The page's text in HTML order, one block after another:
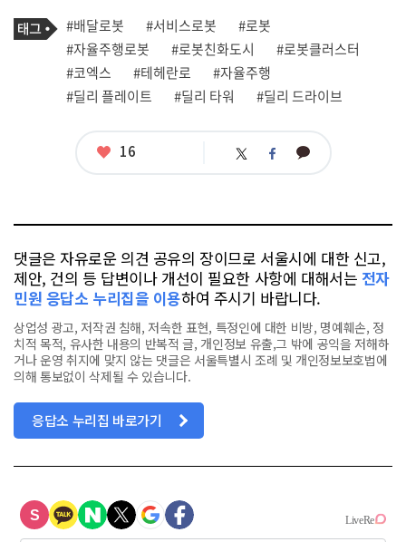
기
사
관
련
태
그
태
그
#배달로봇 #서비스로봇
#로봇
#자율주행로봇
#로봇친화도시
#로봇클러스터
#코엑스
#테헤란로
#자율주행
#딜리 플레이트
#딜리 타워 #딜리 드라이브
좋
16 트 페 카
댓글은 자유로운 의견 공유의 장이므로 서울시에 대한 신고,
제안, 건의 등 답변이나 개선이 필요한 사항에 대해서는 전자
민원 응답소 누리집을 이용하여 주시기 바랍니다.
상업성 광고, 저작권 침해, 저속한 표현, 특정인에 대한 비방, 명예훼손, 정
치적 목적, 유사한 내용의 반복적 글, 개인정보 유출,그 밖에 공익을 저해하
거나 운영 취지에 맞지 않는 댓글은 서울특별시 조례 및 개인정보보호법에
의해 통보없이 삭제될 수 있습니다.
응답소 누리집 바로가기